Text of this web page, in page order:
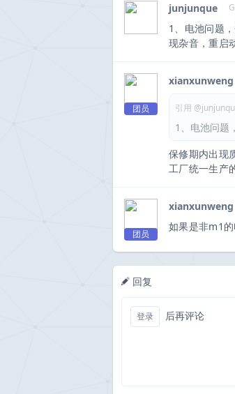
junjunque
1、电池问题
现杂音，重启
团员
xianxunweng
引用
1、电池问题
保修期内出现
工厂统一生产
团员
xianxunweng
如果是非m1
回复
登录 后再评论